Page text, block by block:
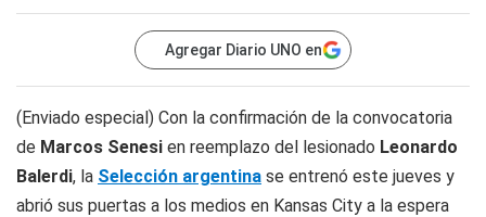
Agregar Diario UNO en
(Enviado especial) Con la confirmación de la convocatoria
de Marcos Senesi en reemplazo del lesionado Leonardo
Balerdi, la Selección argentina se entrenó este jueves y
abrió sus puertas a los medios en Kansas City a la espera